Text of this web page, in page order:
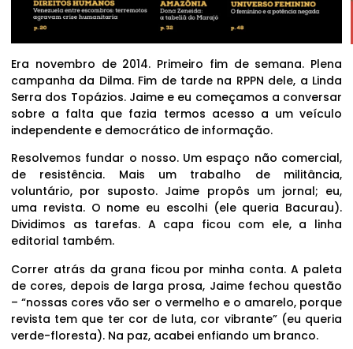
Era novembro de 2014. Primeiro fim de semana. Plena
campanha da Dilma. Fim de tarde na RPPN dele, a Linda
Serra dos Topázios. Jaime e eu começamos a conversar
sobre a falta que fazia termos acesso a um veículo
independente e democrático de informação.
Resolvemos fundar o nosso. Um espaço não comercial,
de resistência. Mais um trabalho de militância,
voluntário, por suposto. Jaime propôs um jornal; eu,
uma revista. O nome eu escolhi (ele queria Bacurau).
Dividimos as tarefas. A capa ficou com ele, a linha
editorial também.
Correr atrás da grana ficou por minha conta. A paleta
de cores, depois de larga prosa, Jaime fechou questão
– “nossas cores vão ser o vermelho e o amarelo, porque
revista tem que ter cor de luta, cor vibrante” (eu queria
verde-floresta). Na paz, acabei enfiando um branco.